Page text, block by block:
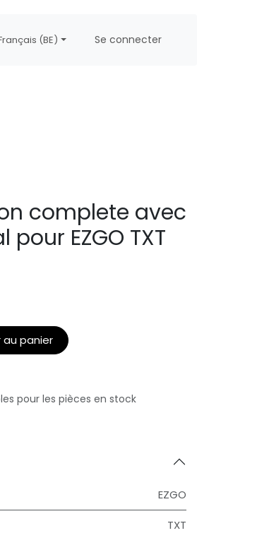
Postes
(BE) Se connecter
complete avec
EZGO TXT
au panier
pour les pièces en stock
EZGO
TXT